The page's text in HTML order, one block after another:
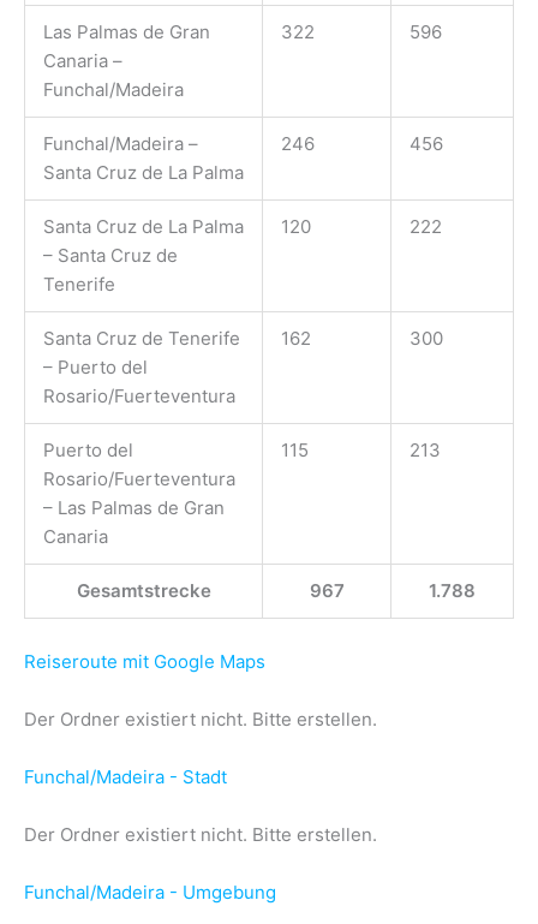
Las Palmas de Gran
Canaria –
Funchal/Madeira
322 596
Funchal/Madeira –
Santa Cruz de La Palma
246 456
Santa Cruz de La Palma
– Santa Cruz de
Tenerife
120 222
Santa Cruz de Tenerife
– Puerto del
Rosario/Fuerteventura
162 300
Puerto del
Rosario/Fuerteventura
– Las Palmas de Gran
Canaria
115 213
Gesamtstrecke 967 1.788
Reiseroute mit Google Maps
Der Ordner existiert nicht. Bitte erstellen.
Funchal/Madeira - Stadt
Der Ordner existiert nicht. Bitte erstellen.
Funchal/Madeira - Umgebung